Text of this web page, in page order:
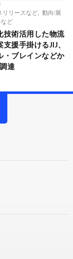
リリースなど
動向/展
など
技術活用した物流
援手掛けるJIJ、
・ブレインなどか
達